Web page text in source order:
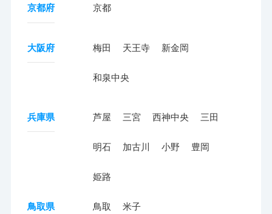
京都府 京都
大阪府 梅田 天王寺 新金岡
和泉中央
兵庫県 芦屋 三宮 西神中央 三田
明石 加古川 小野 豊岡
姫路
鳥取県 鳥取 米子